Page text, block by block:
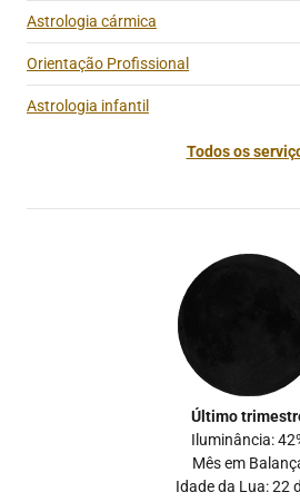
Astrologia cármica
Orientação Profissional
Astrologia infantil
Todos os
Último
Iluminância:
Mês em
Idade da Lua: 22